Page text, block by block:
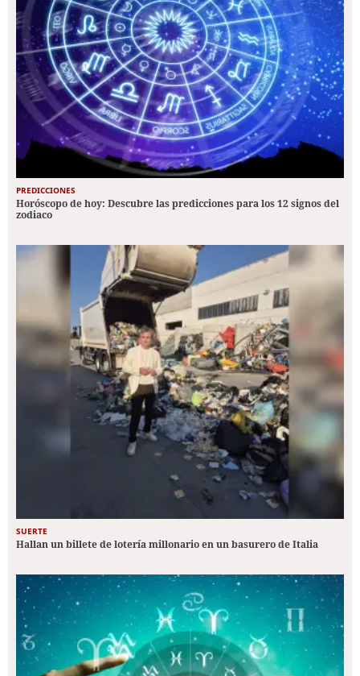
PREDICCIONES
Horóscopo de hoy: Descubre las predicciones para los 12 signos del
zodiaco
SUERTE
Hallan un billete de lotería millonario en un basurero de Italia